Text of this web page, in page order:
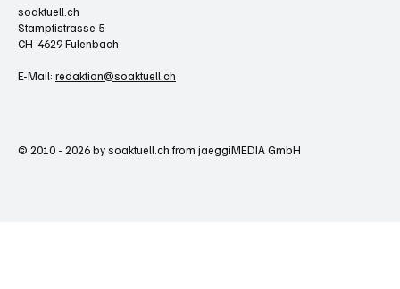
soaktuell.ch
Stampfistrasse 5
CH-4629 Fulenbach
E-Mail: redaktion@soaktuell.ch
© 2010 - 2026 by soaktuell.ch from jaeggiMEDIA GmbH